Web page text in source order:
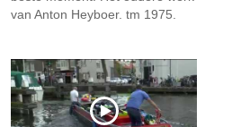
van Anton Heyboer. tm 1975.